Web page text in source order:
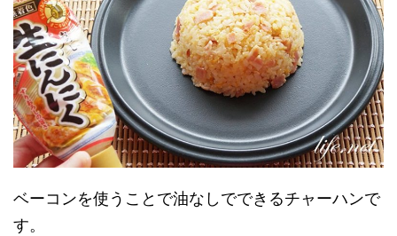
ベーコンを使うことで油なしでできるチャーハンで
す。